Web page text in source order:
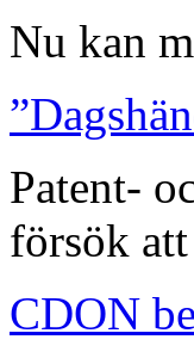
Nu kan
Patent-
försök
CDON